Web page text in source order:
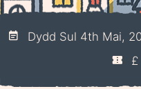
Dydd Sul 4th Mai,
£